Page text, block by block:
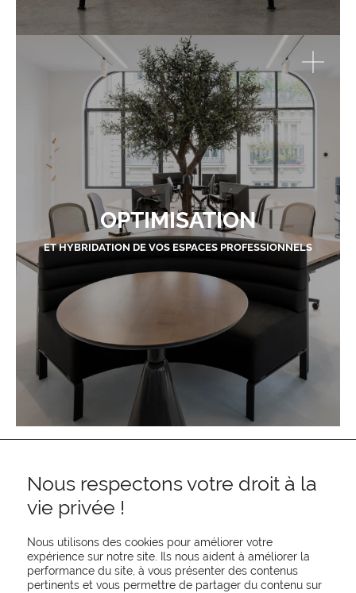
OPTIMISATION
ET HYBRIDATION DE VOS ESPACES PROFESSIONNELS
REJOIGNEZ-NOUS
Nous respectons votre droit à la
vie privée !
Nous utilisons des cookies pour améliorer votre
expérience sur notre site. Ils nous aident à améliorer la
performance du site, à vous présenter des contenus
pertinents et vous permettre de partager du contenu sur